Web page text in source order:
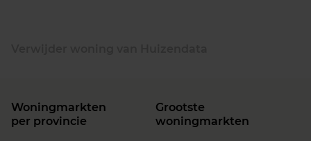
Woningmarkten
per provincie
Grootste
woningmarkten